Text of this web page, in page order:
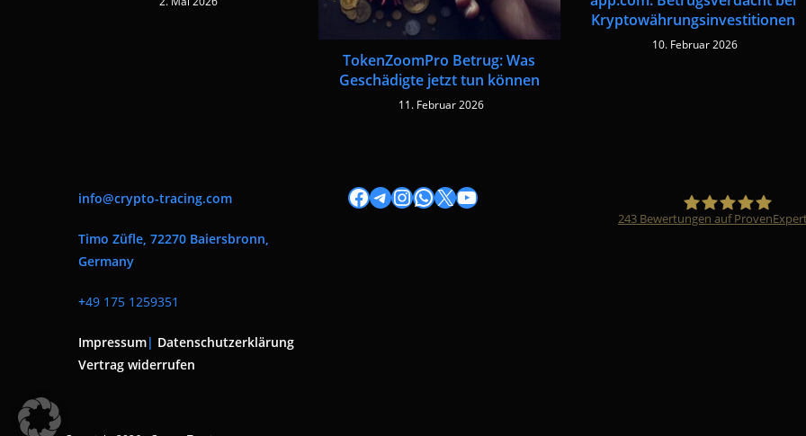
TokenZoomPro Betrug: Was
Geschädigte jetzt tun können
11. Februar 2026
Kryptowährungsinvestitionen
10. Februar 2026
info@crypto-tracing.com
Timo Züfle, 72270 Baiersbronn,
Germany
+49 175 1259351
Impressum| Datenschutzerklärung
Vertrag widerrufen
Facebook
Telegram
Instagram
WhatsApp
X YouTube
243 Bewertungen auf